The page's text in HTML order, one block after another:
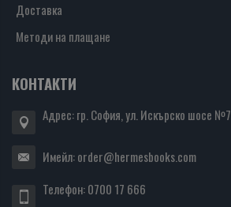
Доставка
Методи на плащане
КОНТАКТИ
Адрес: гр. София, ул. Искърско шосе №7
Имейл:order@hermesbooks.com
Телефон:0700 17 666